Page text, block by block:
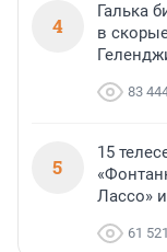
4
Галька
в
83
5
15
Лассо»
61 521